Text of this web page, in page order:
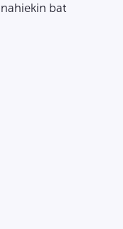
bat